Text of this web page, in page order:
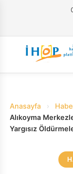
Anasayfa ›
Alıkoyma
Yargısız